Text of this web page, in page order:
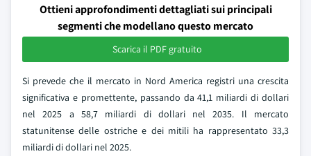
Ottieni approfondimenti dettagliati sui principali
segmenti che modellano questo mercato
Scarica il PDF gratuito
Si prevede che il mercato in Nord America registri una crescita
significativa e promettente, passando da 41,1 miliardi di dollari
nel 2025 a 58,7 miliardi di dollari nel 2035. Il mercato
statunitense delle ostriche e dei mitili ha rappresentato 33,3
miliardi di dollari nel 2025.